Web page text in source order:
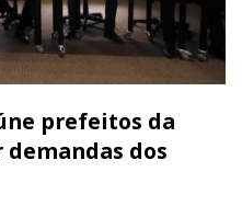
prefeitos da
demandas dos